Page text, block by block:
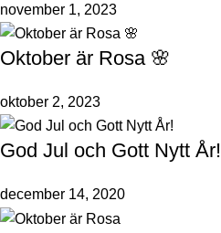
november 1, 2023
Oktober är Rosa 🌸
oktober 2, 2023
God Jul och Gott Nytt År!
december 14, 2020